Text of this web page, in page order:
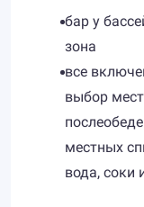
бар у
зона
все
выбор
местных
вода, соки